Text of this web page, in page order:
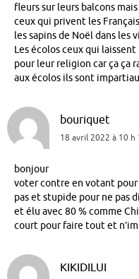
fleurs sur leurs balcons
ceux qui privent les
les sapins de Noël dans les
Les écolos ceux qui
pour leur religion car ça ça
aux écolos ils sont
bouriquet
18 avril 2022 à 10 h
bonjour
voter contre en votant
pas et stupide pour ne pas
et élu avec 80 % comme
court pour faire tout et
KIKIDILUI